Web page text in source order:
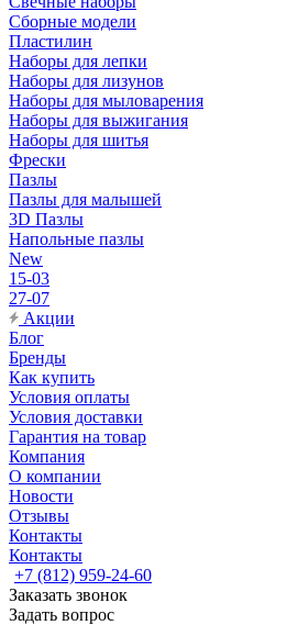
Сборные модели
Пластилин
Наборы для лепки
Наборы для лизунов
Наборы для мыловарения
Наборы для выжигания
Наборы для шитья
Фрески
Пазлы
Пазлы для малышей
3D Пазлы
Напольные пазлы
New
15-03
27-07
Акции
Блог
Бренды
Как купить
Условия оплаты
Условия доставки
Гарантия на товар
Компания
О компании
Новости
Отзывы
Контакты
Контакты
+7 (812) 959-24-60
Заказать звонок
Задать вопрос